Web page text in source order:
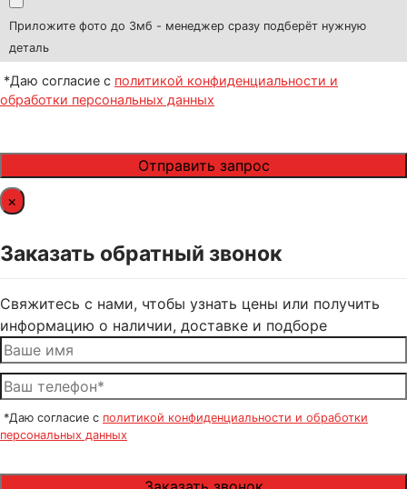
Приложите фото до 3мб - менеджер сразу подберёт нужную
деталь
*Даю согласие с политикой конфиденциальности и
обработки персональных данных
×
Заказать обратный звонок
Свяжитесь с нами, чтобы узнать цены или получить
информацию о наличии, доставке и подборе
*Даю согласие с политикой конфиденциальности и обработки
персональных данных